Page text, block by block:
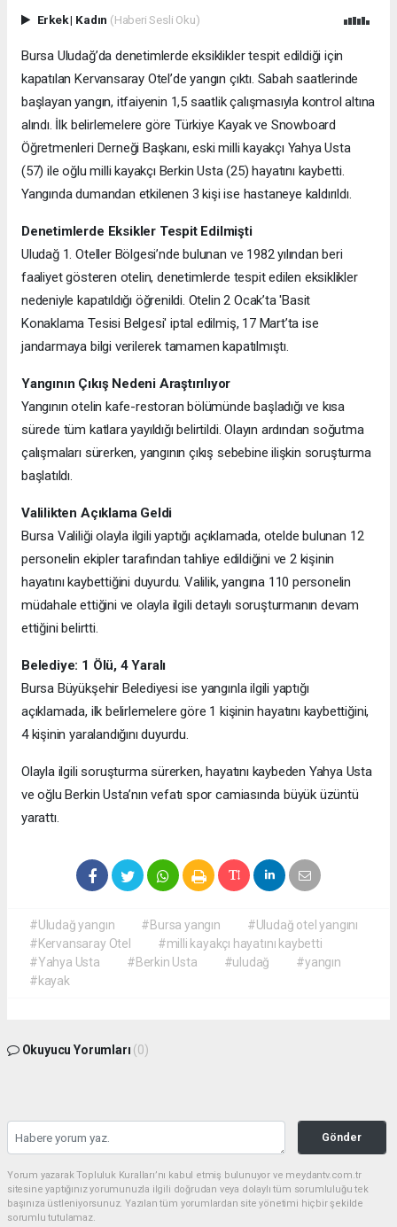
Erkek| Kadın (Haberi Sesli Oku)
Bursa Uludağ’da denetimlerde eksiklikler tespit edildiği için
kapatılan Kervansaray Otel’de yangın çıktı. Sabah saatlerinde
başlayan yangın, itfaiyenin 1,5 saatlik çalışmasıyla kontrol altına
alındı. İlk belirlemelere göre Türkiye Kayak ve Snowboard
Öğretmenleri Derneği Başkanı, eski milli kayakçı Yahya Usta
(57) ile oğlu milli kayakçı Berkin Usta (25) hayatını kaybetti.
Yangında dumandan etkilenen 3 kişi ise hastaneye kaldırıldı.
Denetimlerde Eksikler Tespit Edilmişti
Uludağ 1. Oteller Bölgesi’nde bulunan ve 1982 yılından beri
faaliyet gösteren otelin, denetimlerde tespit edilen eksiklikler
nedeniyle kapatıldığı öğrenildi. Otelin 2 Ocak’ta 'Basit
Konaklama Tesisi Belgesi' iptal edilmiş, 17 Mart’ta ise
jandarmaya bilgi verilerek tamamen kapatılmıştı.
Yangının Çıkış Nedeni Araştırılıyor
Yangının otelin kafe-restoran bölümünde başladığı ve kısa
sürede tüm katlara yayıldığı belirtildi. Olayın ardından soğutma
çalışmaları sürerken, yangının çıkış sebebine ilişkin soruşturma
başlatıldı.
Valilikten Açıklama Geldi
Bursa Valiliği olayla ilgili yaptığı açıklamada, otelde bulunan 12
personelin ekipler tarafından tahliye edildiğini ve 2 kişinin
hayatını kaybettiğini duyurdu. Valilik, yangına 110 personelin
müdahale ettiğini ve olayla ilgili detaylı soruşturmanın devam
ettiğini belirtti.
Belediye: 1 Ölü, 4 Yaralı
Bursa Büyükşehir Belediyesi ise yangınla ilgili yaptığı
açıklamada, ilk belirlemelere göre 1 kişinin hayatını kaybettiğini,
4 kişinin yaralandığını duyurdu.
Olayla ilgili soruşturma sürerken, hayatını kaybeden Yahya Usta
ve oğlu Berkin Usta’nın vefatı spor camiasında büyük üzüntü
yarattı.
#Uludağ yangın #Bursa yangın
#Uludağ otel yangını
#Kervansaray Otel
#milli kayakçı hayatını kaybetti
#Yahya Usta
#Berkin Usta #uludağ
#yangın
#kayak
Okuyucu Yorumları (0)
Gönder
Yorum yazarak Topluluk Kuralları’nı kabul etmiş bulunuyor ve meydantv.com.tr
sitesine yaptığınız yorumunuzla ilgili doğrudan veya dolaylı tüm sorumluluğu tek
başınıza üstleniyorsunuz. Yazılan tüm yorumlardan site yönetimi hiçbir şekilde
sorumlu tutulamaz.